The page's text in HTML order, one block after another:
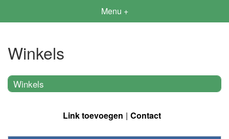
Menu +
Winkels
Winkels
Link toevoegen Contact